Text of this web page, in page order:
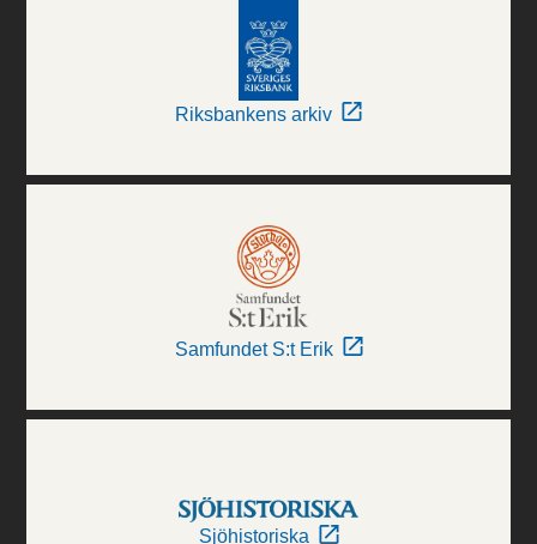
Riksbankens arkiv
Samfundet S:t Erik
Sjöhistoriska